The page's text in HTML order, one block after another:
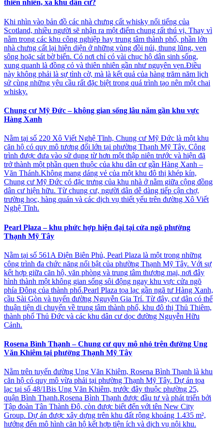
thiên nhiên, xa khu dân cư?
Khi nhìn vào bản đồ các nhà chưng cất whisky nổi tiếng của
Scotland, nhiều người sẽ nhận ra một điểm chung rất thú vị. Thay vì
nằm trong các khu công nghiệp hay trung tâm thành phố, phần lớn
nhà chưng cất lại hiện diện ở những vùng đồi núi, thung lũng, ven
sông hoặc sát bờ biển. Có nơi chỉ có vài chục hộ dân sinh sống,
xung quanh là đồng cỏ và thiên nhiên gần như nguyên vẹn.Điều
này không phải là sự tình cờ, mà là kết quả của hàng trăm năm lịch
sử cùng những yêu cầu rất đặc biệt trong quá trình tạo nên một chai
whisky.
Chung cư Mỹ Đức – không gian sống lâu năm gần khu vực
Hàng Xanh
Nằm tại số 220 Xô Viết Nghệ Tĩnh, Chung cư Mỹ Đức là một khu
căn hộ có quy mô tương đối lớn tại phường Thạnh Mỹ Tây. Công
trình được đưa vào sử dụng từ hơn một thập niên trước và hiện đã
trở thành một phần quen thuộc của khu dân cư gần Hàng Xanh –
Văn Thánh.Không mang dáng vẻ của một khu đô thị khép kín,
Chung cư Mỹ Đức có đặc trưng của khu nhà ở nằm giữa cộng đồng
dân cư hiện hữu. Từ chung cư, người dân dễ dàng tiếp cận chợ,
trường học, hàng quán và các dịch vụ thiết yếu trên đường Xô Viết
Nghệ Tĩnh.
Pearl Plaza – khu phức hợp hiện đại tại cửa ngõ phường
Thạnh Mỹ Tây
Nằm tại số 561A Điện Biên Phủ, Pearl Plaza là một trong những
công trình đa chức năng nổi bật của phường Thạnh Mỹ Tây. Với sự
kết hợp giữa căn hộ, văn phòng và trung tâm thương mại, nơi đây
hình thành một không gian sống sôi động ngay khu vực cửa ngõ
phía Đông của thành phố.Pearl Plaza tọa lạc gần ngã tư Hàng Xanh,
cầu Sài Gòn và tuyến đường Nguyễn Gia Trí. Từ đây, cư dân có thể
thuận tiện di chuyển về trung tâm thành phố, khu đô thị Thủ Thiêm,
thành phố Thủ Đức và các khu dân cư dọc đường Nguyễn Hữu
Cảnh.
Rosena Bình Thạnh – Chung cư quy mô nhỏ trên đường Ung
Văn Khiêm tại phường Thạnh Mỹ Tây
Nằm trên tuyến đường Ung Văn Khiêm, Rosena Bình Thạnh là khu
căn hộ có quy mô vừa phải tại phường Thạnh Mỹ Tây. Dự án tọa
lạc tại số 48/1Bis Ung Văn Khiêm, trước đây thuộc phường 25,
quận Bình Thạnh.Rosena Bình Thạnh được đầu tư và phát triển bởi
Tập đoàn Tân Thành Đô, còn được biết đến với tên New City
Group. Dự án được xây dựng trên khu đất rộng khoảng 1.435 m²,
hướng đến mô hình căn hộ kết hợp tiện ích và dịch vụ nội khu.